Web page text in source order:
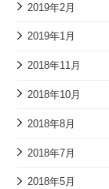
2019年2月
2019年1月
2018年11月
2018年10月
2018年8月
2018年7月
2018年5月